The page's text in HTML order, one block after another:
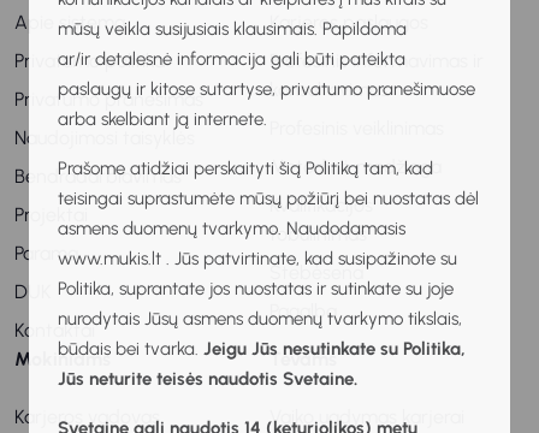
mūsų veikla susijusiais klausimais. Papildoma
ar/ir detalesnė informacija gali būti pateikta
paslaugų ir kitose sutartyse, privatumo pranešimuose
arba skelbiant ją internete.
Prašome atidžiai perskaityti šią Politiką tam, kad
teisingai suprastumėte mūsų požiūrį bei nuostatas dėl
asmens duomenų tvarkymo. Naudodamasis
www.mukis.lt . Jūs patvirtinate, kad susipažinote su
Politika, suprantate jos nuostatas ir sutinkate su joje
nurodytais Jūsų asmens duomenų tvarkymo tikslais,
būdais bei tvarka. Jeigu Jūs nesutinkate su Politika,
Jūs neturite teisės naudotis Svetaine.
Svetaine gali naudotis 14 (keturiolikos) metų
Apie sistemą
Privatumo politika
Privatumo pranešimas
Naudojimosi taisyklės
Bendradarbiavimas
Projektai
Parama
DUK
Kontaktai
Karjeros paslaugos
Profesinis informavimas ir
konsultavimas
Metodinė medžiaga
Kvalifikacijos
tobulinimas
Stebėsena
Pagalba
Mokiniams
Karjeros vadovas
Tėvams
Vaiko ugdymas karjerai